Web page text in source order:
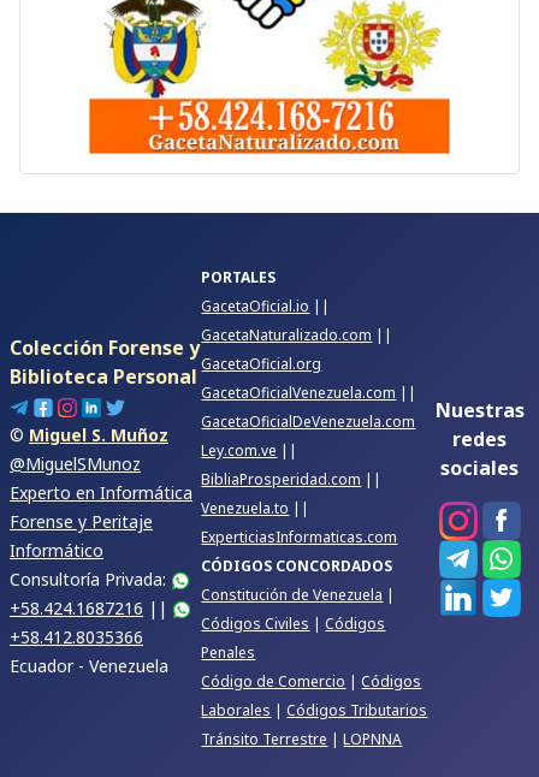
Colección Forense y
Biblioteca Personal
© Miguel S. Muñoz
@MiguelSMunoz
Experto en Informática
Forense y Peritaje
Informático
Consultoría Privada:
+58.424.1687216 ||
+58.412.8035366
Ecuador - Venezuela
PORTALES
GacetaOficial.io ||
GacetaNaturalizado.com ||
GacetaOficial.org
GacetaOficialVenezuela.com ||
GacetaOficialDeVenezuela.com
Ley.com.ve ||
BibliaProsperidad.com ||
Venezuela.to ||
ExperticiasInformaticas.com
CÓDIGOS CONCORDADOS
Constitución de Venezuela |
Códigos Civiles | Códigos
Penales
Código de Comercio | Códigos
Laborales | Códigos Tributarios
Tránsito Terrestre |LOPNNA
Nuestras
redes
sociales